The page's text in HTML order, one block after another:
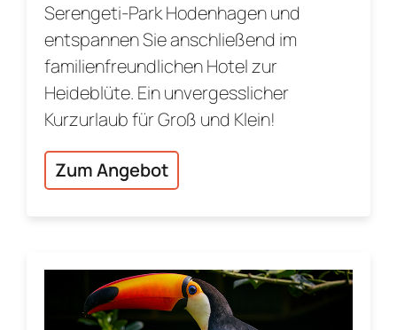
Serengeti-Park Hodenhagen und
entspannen Sie anschließend im
familienfreundlichen Hotel zur
Heideblüte. Ein unvergesslicher
Kurzurlaub für Groß und Klein!
Zum Angebot